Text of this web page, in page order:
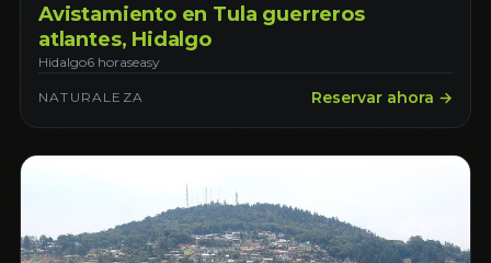
Avistamiento en Tula guerreros
atlantes, Hidalgo
Hidalgo6 horaseasy
NATURALEZA Reservar ahora →